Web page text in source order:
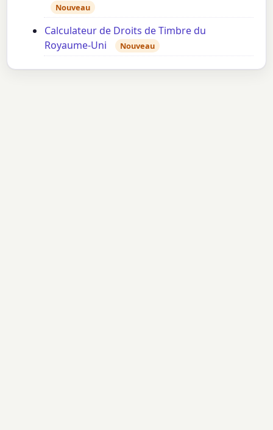
Nouveau
Calculateur de Droits de Timbre du
Royaume-Uni
Nouveau